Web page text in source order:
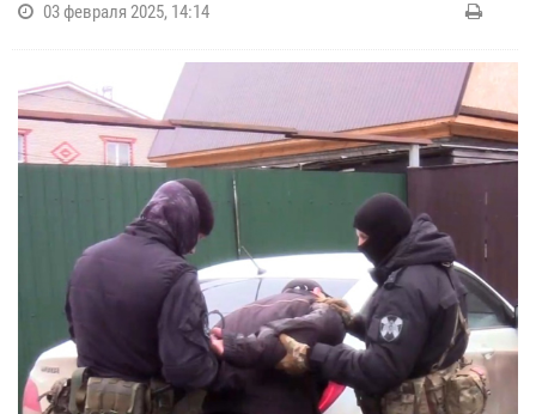
03 февраля 2025, 14:14